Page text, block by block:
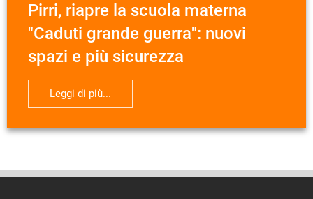
Pirri, riapre la scuola materna
"Caduti grande guerra": nuovi
spazi e più sicurezza
Leggi di più...